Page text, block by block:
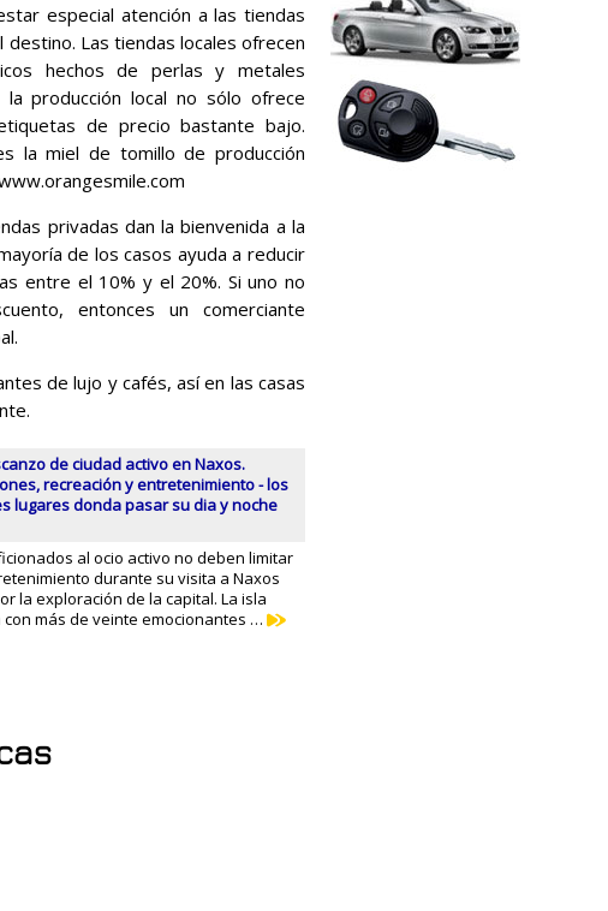
especial atención a las tiendas
Las tiendas locales ofrecen
hechos de perlas y metales
producción local no sólo ofrece
de precio bastante bajo.
la miel de tomillo de producción
privadas dan la bienvenida a la
de los casos ayuda a reducir
entre el 10% y el 20%. Si uno no
entonces un comerciante
de lujo y cafés, así en las casas
de ciudad activo en Naxos.
recreación y entretenimiento - los
lugares donda pasar su dia y noche
al ocio activo no deben limitar
durante su visita a Naxos
la exploración de la capital. La isla
con más de veinte emocionantes …